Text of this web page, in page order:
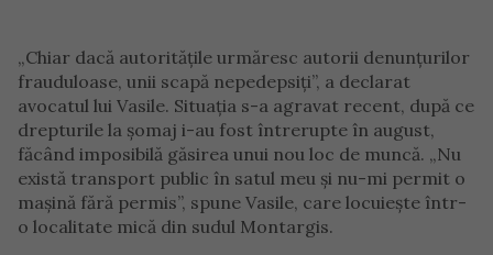
„Chiar dacă autoritățile urmăresc autorii denunțurilor
frauduloase, unii scapă nepedepsiți”, a declarat
avocatul lui Vasile. Situația s-a agravat recent, după ce
drepturile la șomaj i-au fost întrerupte în august,
făcând imposibilă găsirea unui nou loc de muncă. „Nu
există transport public în satul meu și nu-mi permit o
mașină fără permis”, spune Vasile, care locuiește într-
o localitate mică din sudul Montargis.